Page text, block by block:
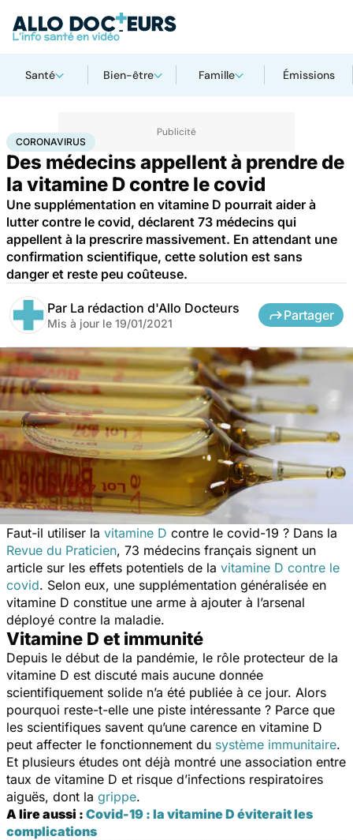
Santé Bien-être Famille Émissions
AccueilSantéCoronavirus
CORONAVIRUS
Des médecins appellent à prendre de
la vitamine D contre le covid
Une supplémentation en vitamine D pourrait aider à
lutter contre le covid, déclarent 73 médecins qui
appellent à la prescrire massivement. En attendant une
confirmation scientifique, cette solution est sans
danger et reste peu coûteuse.
Par La rédaction d'Allo Docteurs
Mis à jour le 19/01/2021
Partager
Faut-il utiliser la vitamine D contre le covid-19 ? Dans la
Revue du Praticien, 73 médecins français signent un
article sur les effets potentiels de la vitamine D contre le
covid. Selon eux, une supplémentation généralisée en
vitamine D constitue une arme à ajouter à l’arsenal
déployé contre la maladie.
Vitamine D et immunité
Depuis le début de la pandémie, le rôle protecteur de la
vitamine D est discuté mais aucune donnée
scientifiquement solide n’a été publiée à ce jour. Alors
pourquoi reste-t-elle une piste intéressante ? Parce que
les scientifiques savent qu’une carence en vitamine D
peut affecter le fonctionnement du système immunitaire.
Et plusieurs études ont déjà montré une association entre
taux de vitamine D et risque d’infections respiratoires
aiguës, dont la grippe.
A lire aussi : Covid-19 : la vitamine D éviterait les
complications